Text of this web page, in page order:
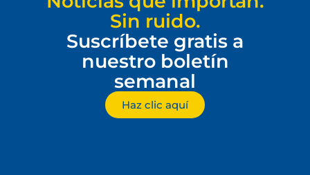
Sin ruido.
Suscríbete gratis a
nuestro boletín
semanal
Haz clic aquí